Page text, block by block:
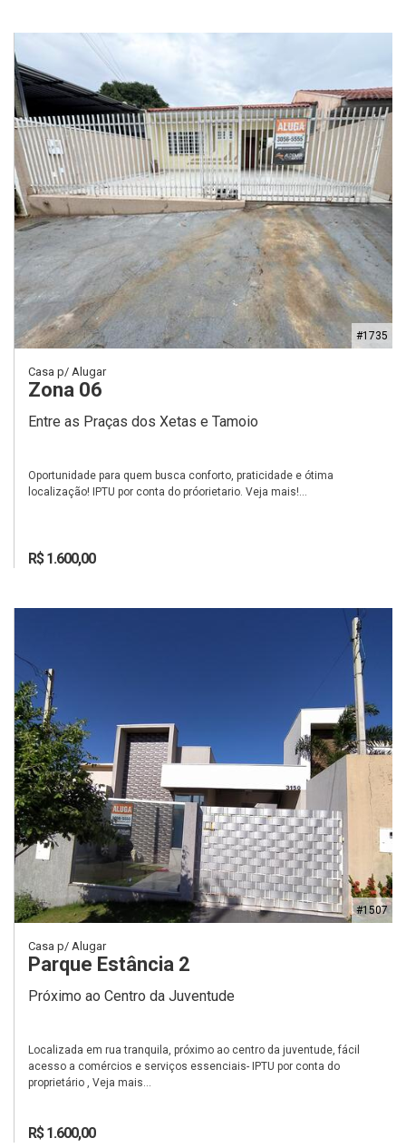
#1735
Casa p/ Alugar
Zona 06
Entre as Praças dos Xetas e Tamoio
Oportunidade para quem busca conforto, praticidade e ótima
localização! IPTU por conta do próorietario. Veja mais!...
R$ 1.600,00
#1507
Casa p/ Alugar
Parque Estância 2
Próximo ao Centro da Juventude
Localizada em rua tranquila, próximo ao centro da juventude, fácil
acesso a comércios e serviços essenciais- IPTU por conta do
proprietário , Veja mais...
R$ 1.600,00